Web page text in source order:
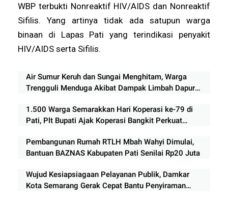
WBP terbukti Nonreaktif HIV/AIDS dan Nonreaktif
Sifilis. Yang artinya tidak ada satupun warga
binaan di Lapas Pati yang terindikasi penyakit
HIV/AIDS serta Sifilis.
Air Sumur Keruh dan Sungai Menghitam, Warga
Trengguli Menduga Akibat Dampak Limbah Dapur
1.500 Warga Semarakkan Hari Koperasi ke-79 di
Pati, Plt Bupati Ajak Koperasi Bangkit Perkuat
Pembangunan Rumah RTLH Mbah Wahyi Dimulai,
Bantuan BAZNAS Kabupaten Pati Senilai Rp20 Juta
Wujud Kesiapsiagaan Pelayanan Publik, Damkar
Kota Semarang Gerak Cepat Bantu Penyiraman